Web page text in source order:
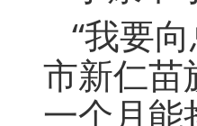
“我要
市新仁苗
一个月能